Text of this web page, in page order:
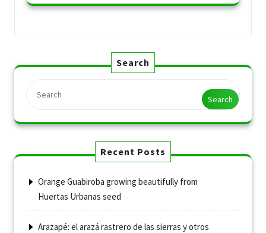
Search
Search
Recent Posts
Orange Guabiroba growing beautifully from
Huertas Urbanas seed
Arazapé: el arazá rastrero de las sierras y otros